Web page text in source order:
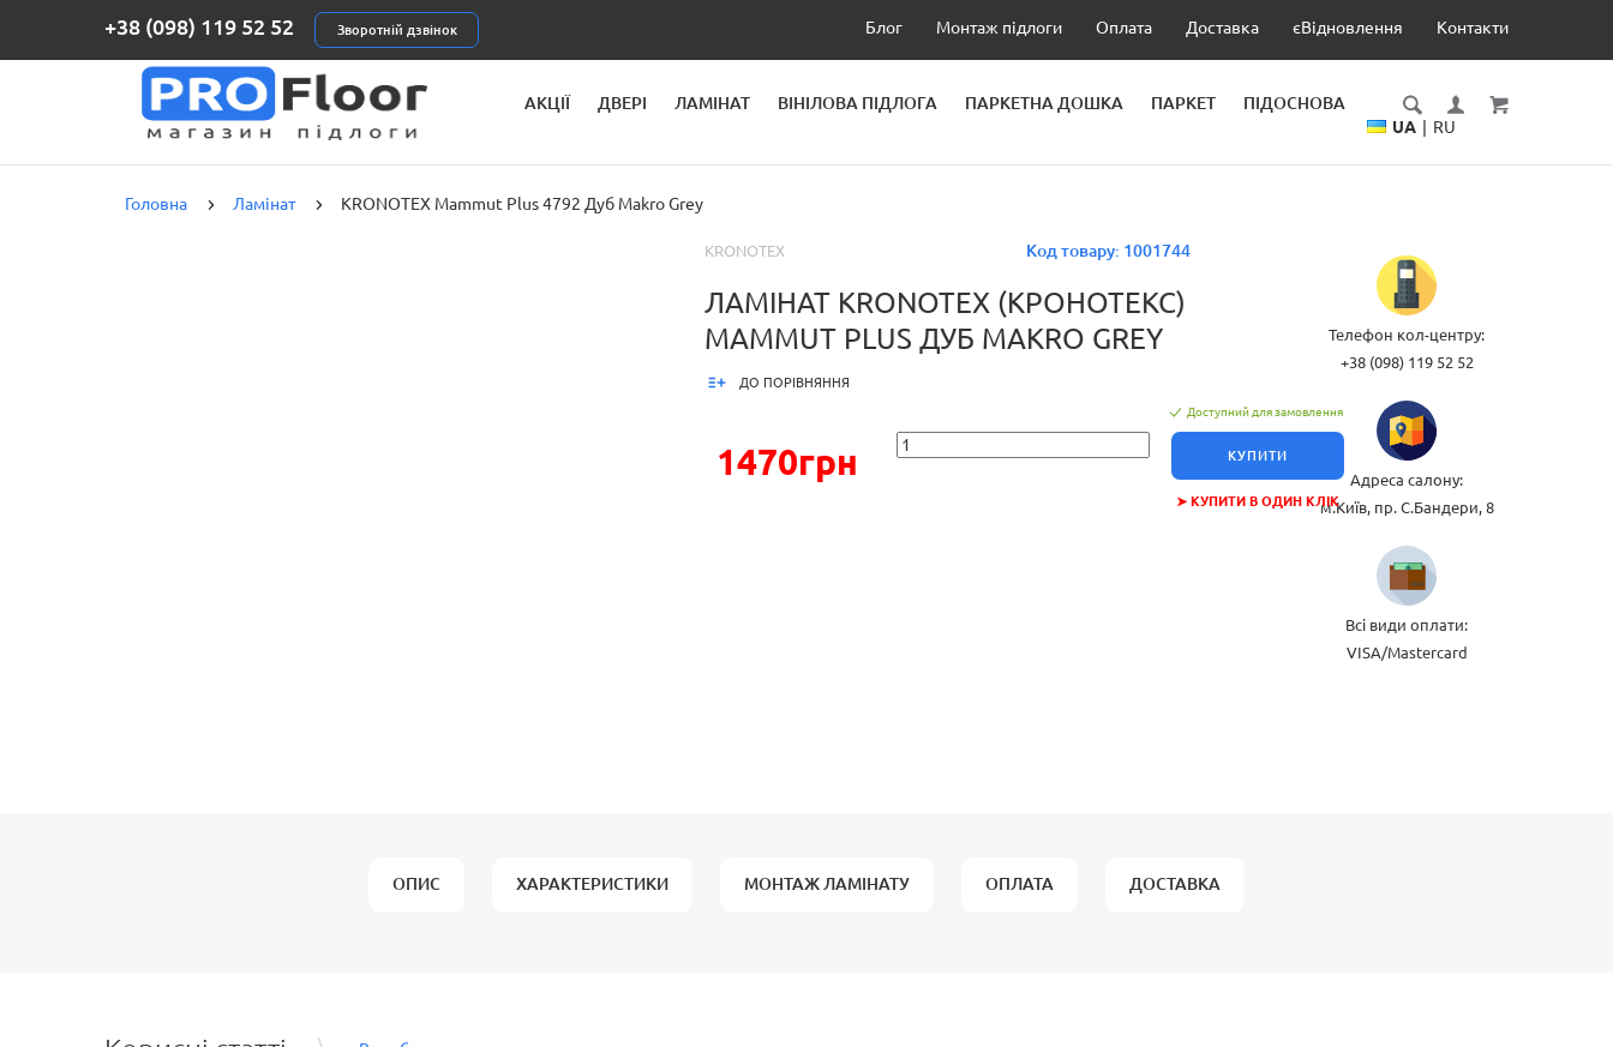
+38 (098) 119 52 52 Зворотній дзвінок Блог Монтаж підлоги Оплата Доставка єВідновлення Контакти
АКЦІЇ ДВЕРІ ЛАМІНАТ ВІНІЛОВА ПІДЛОГА ПАРКЕТНА ДОШКА ПАРКЕТ
ПІДОСНОВА
UA RU
Головна Ламінат KRONOTEX Mammut Plus 4792 Дуб Makro Grey
Код товару: 1001744
KRONOTEX
ЛАМІНАТ KRONOTEX (КРОНОТЕКС)
MAMMUT PLUS ДУБ MAKRO GREY
ДО ПОРІВНЯННЯ
1470грн
Доступний для замовлення
КУПИТИ
➤ КУПИТИ В ОДИН КЛІК
Телефон кол-центру:
+38 (098) 119 52 52
Адреса салону:
м.Київ, пр. С.Бандери, 8
Всі види оплати:
VISA/Mastercard
ОПИС ХАРАКТЕРИСТИКИ МОНТАЖ ЛАМІНАТУ ОПЛАТА ДОСТАВКА